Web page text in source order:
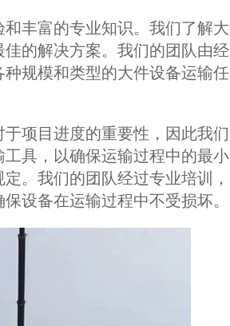
丰富的专业知识。我们了解大
的解决方案。我们的团队由经
规模和类型的大件设备运输任
项目进度的重要性，因此我们
具，以确保运输过程中的最小
。我们的团队经过专业培训，
设备在运输过程中不受损坏。